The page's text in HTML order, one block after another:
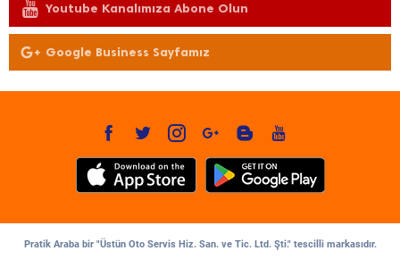
Youtube Kanalımıza Abone Olun
Google Business Sayfamız
Pratik Araba bir "Üstün Oto Servis Hiz. San. ve Tic. Ltd. Şti." tescilli markasıdır.